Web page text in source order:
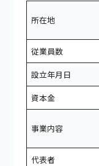
所在地
従業員数
設立年月日
資本金
事業内容
代表者